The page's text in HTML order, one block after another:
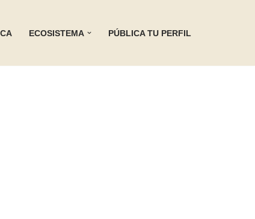
ECOSISTEMA PÚBLICA TU PERFIL